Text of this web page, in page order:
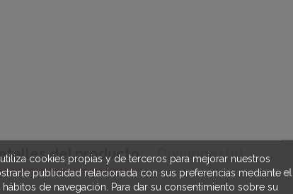
del producto Opiniones(0)
cookies propias y de terceros para mejorar nuestros
publicidad relacionada con sus preferencias mediante el
hábitos de navegación. Para dar su consentimiento sobre su